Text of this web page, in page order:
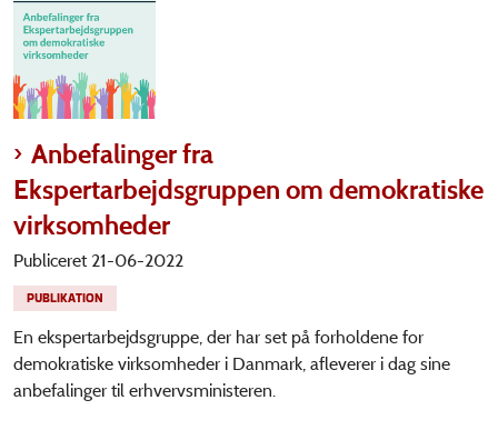
Anbefalinger fra
Ekspertarbejdsgruppen om demokratiske
virksomheder
Publiceret 21-06-2022
PUBLIKATION
En ekspertarbejdsgruppe, der har set på forholdene for
demokratiske virksomheder i Danmark, afleverer i dag sine
anbefalinger til erhvervsministeren.